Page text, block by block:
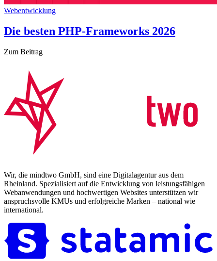
Webentwicklung
Die besten PHP-Frameworks 2026
Zum Beitrag
Wir, die mindtwo GmbH, sind eine Digitalagentur aus dem
Rheinland. Spezialisiert auf die Entwicklung von leistungsfähigen
Webanwendungen und hochwertigen Websites unterstützen wir
anspruchsvolle KMUs und erfolgreiche Marken – national wie
international.